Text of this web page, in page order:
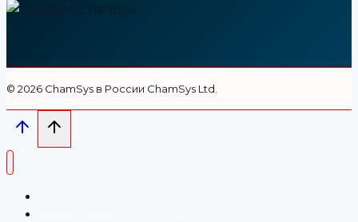
© 2026 СhamSys в России ChamSys Ltd.